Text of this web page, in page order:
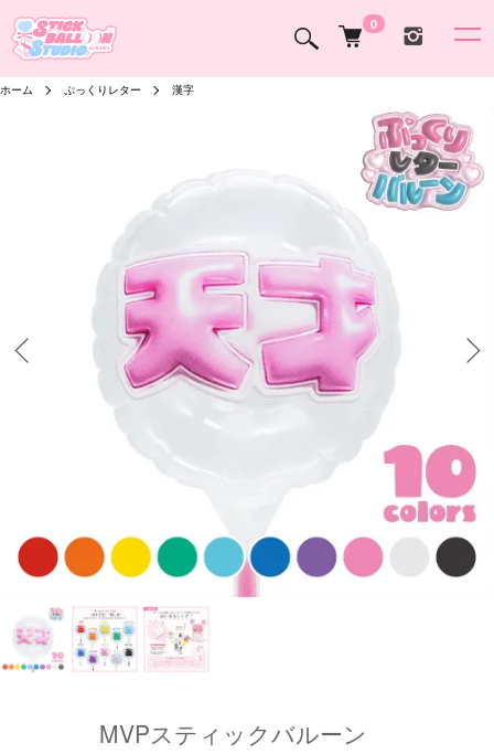
0
ホーム ぷっくりレター 漢字
MVPスティックバルーン